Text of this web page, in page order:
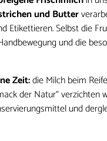
und Butter
Etikettieren. Selbst die
und die
Zeit:die Milch beim
der Natur“
und